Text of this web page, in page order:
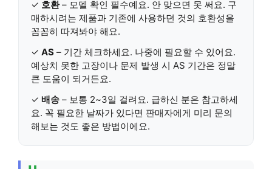
✓ 호환– 모델 확인 필수예요. 안 맞으면 못 써요. 구
매하시려는 제품과 기존에 사용하던 것의 호환성을
꼼꼼히 따져봐야 해요.
✓ AS – 기간 체크하세요. 나중에 필요할 수 있어요.
예상치 못한 고장이나 문제 발생 시 AS 기간은 정말
큰 도움이 되거든요.
✓ 배송 – 보통 2~3일 걸려요. 급하신 분은 참고하세
요. 꼭 필요한 날짜가 있다면 판매자에게 미리 문의
해보는 것도 좋은 방법이에요.